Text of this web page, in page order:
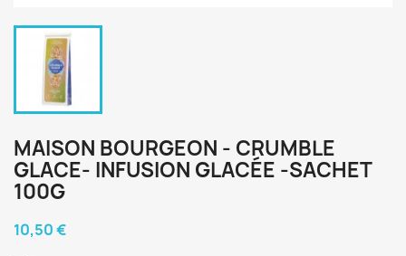
MAISON BOURGEON - CRUMBLE
GLACE- INFUSION GLACÉE -SACHET
100G
10,50 €